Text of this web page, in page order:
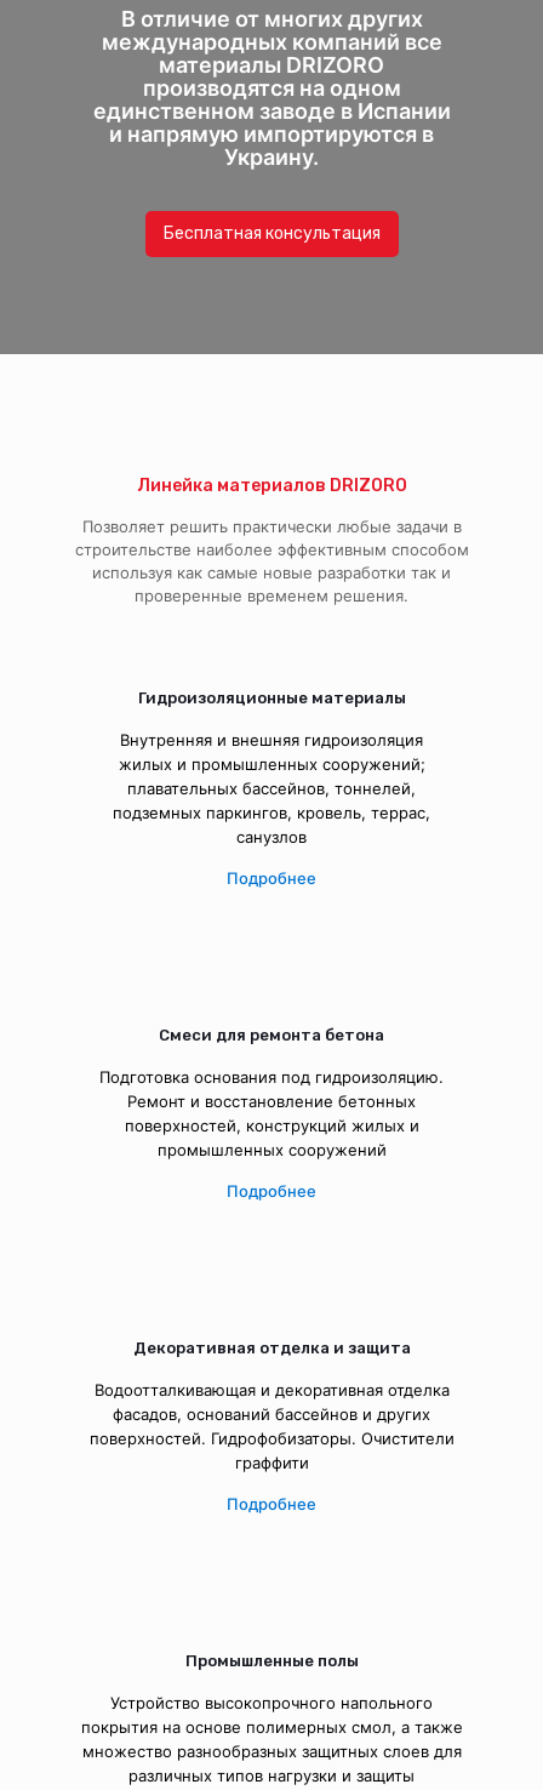
В отличие от многих других
международных компаний все
материалы DRIZORO
производятся на одном
единственном заводе в Испании
и напрямую импортируются в
Украину.
Бесплатная консультация
Линейка материалов DRIZORO
Позволяет решить практически любые задачи в
строительстве наиболее эффективным способом
используя как самые новые разработки так и
проверенные временем решения.
Гидроизоляционные материалы
Внутренняя и внешняя гидроизоляция
жилых и промышленных сооружений;
плавательных бассейнов, тоннелей,
подземных паркингов, кровель, террас,
санузлов
Подробнее
Смеси для ремонта бетона
Подготовка основания под гидроизоляцию.
Ремонт и восстановление бетонных
поверхностей, конструкций жилых и
промышленных сооружений
Подробнее
Декоративная отделка и защита
Водоотталкивающая и декоративная отделка
фасадов, оснований бассейнов и других
поверхностей. Гидрофобизаторы. Очистители
граффити
Подробнее
Промышленные полы
Устройство высокопрочного напольного
покрытия на основе полимерных смол, а также
множество разнообразных защитных слоев для
различных типов нагрузки и защиты